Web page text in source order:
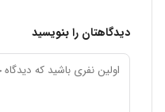
دیدگاهتان را بنویسید